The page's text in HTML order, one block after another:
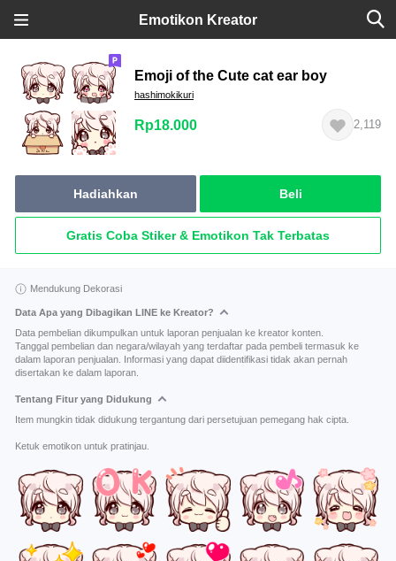
Emotikon Kreator
Emoji of the Cute cat ear boy
hashimokikuri
Rp18.000 2,119
Hadiahkan Beli
Gratis Coba Stiker & Emotikon Tak Terbatas
Mendukung Dekorasi
Data Apa yang Dibagikan LINE ke Kreator?
Data pembelian dikumpulkan untuk laporan penjualan ke kreator konten.
Tanggal pembelian dan negara/wilayah yang terdaftar pada pembeli termasuk ke
dalam laporan penjualan. Informasi yang dapat diidentifikasi tidak akan pernah
disertakan ke dalam laporan.
Tentang Fitur yang Didukung
Item mungkin tidak didukung tergantung dari persetujuan pemegang hak cipta.
Ketuk emotikon untuk pratinjau.